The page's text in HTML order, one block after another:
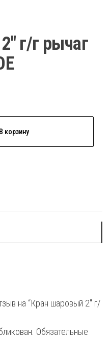
г/г рычаг
В корзину
на “Кран шаровый 2″ г/
Обязательные